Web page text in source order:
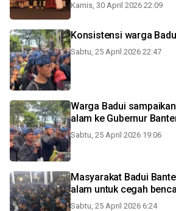
Kamis, 30 April 2026 22:09
Konsistensi warga
Sabtu, 25 April 2026 22:47
Warga Badui
alam ke Gubernur
Sabtu, 25 April 2026 19:06
Masyarakat Badui
alam untuk cegah
Sabtu, 25 April 2026 6:24